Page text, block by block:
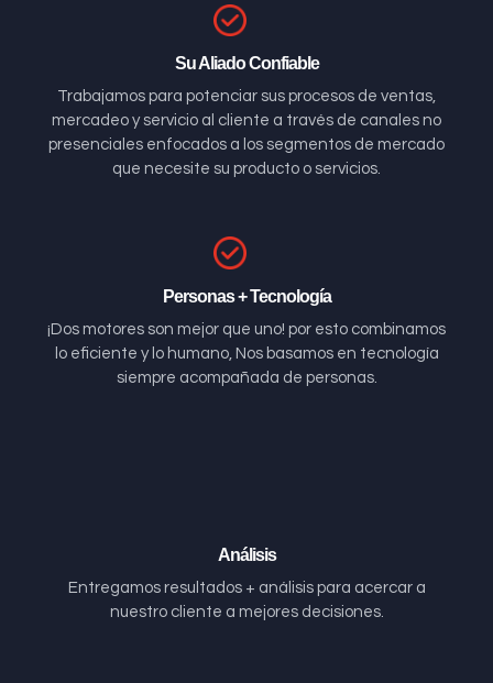
Su Aliado Confiable
Trabajamos para potenciar sus procesos de ventas,
mercadeo y servicio al cliente a través de canales no
presenciales enfocados a los segmentos de mercado
que necesite su producto o servicios.
Personas + Tecnología
¡Dos motores son mejor que uno! por esto combinamos
lo eficiente y lo humano, Nos basamos en tecnología
siempre acompañada de personas.
Análisis
Entregamos resultados + análisis para acercar a
nuestro cliente a mejores decisiones.